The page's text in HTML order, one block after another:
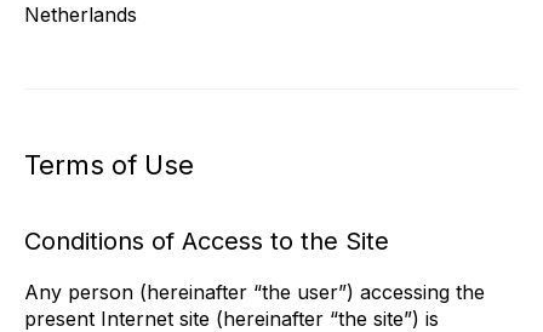
Netherlands
Terms of Use
Conditions of Access to the Site
Any person (hereinafter “the user”) accessing the
present Internet site (hereinafter “the site”) is